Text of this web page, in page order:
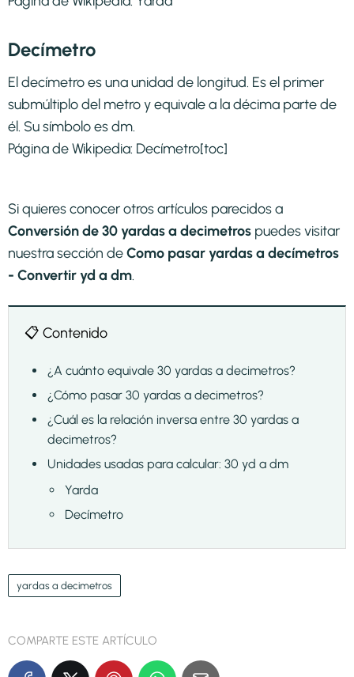
Decímetro
El decímetro es una unidad de longitud. Es el primer
submúltiplo del metro y equivale a la décima parte de
él. Su símbolo es dm.
Página de Wikipedia: Decímetro[toc]
Si quieres conocer otros artículos parecidos a
Conversión de 30 yardas a decimetros puedes visitar
nuestra sección deComo pasar yardas a decímetros
- Convertir yd a dm.
📋 Contenido
¿A cuánto equivale 30 yardas a decimetros?
¿Cómo pasar 30 yardas a decimetros?
¿Cuál es la relación inversa entre 30 yardas a
decimetros?
Unidades usadas para calcular: 30 yd a dm
Yarda
Decímetro
yardas a decimetros
COMPARTE ESTE ARTÍCULO